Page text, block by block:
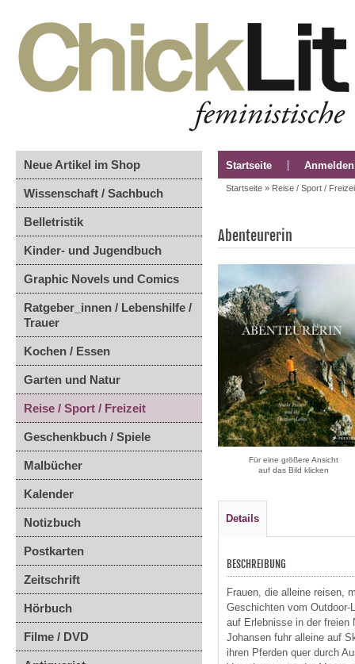
Neue Artikel im Shop
Wissenschaft / Sachbuch
Belletristik
Kinder- und Jugendbuch
Graphic Novels und Comics
Ratgeber_innen / Lebenshilfe /
Trauer
Kochen / Essen
Garten und Natur
Reise / Sport / Freizeit
Geschenkbuch / Spiele
Malbücher
Kalender
Notizbuch
Postkarten
Zeitschrift
Hörbuch
Filme / DVD
Startseite Anmelden
Startseite » Reise / Sport /
Abenteurerin
Für eine größere Ansicht
auf das Bild klicken
Details
BESCHREIBUNG
Frauen, die alleine reisen,
Geschichten vom Outdoor-
auf Erlebnisse in der freien
Johansen fuhr alleine auf
ihren Pferden quer durch